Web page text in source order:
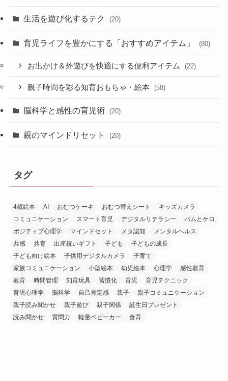
生活を遊び化するテク (20)
育児ライフを豊かにする「おすすめアイテム」 (80)
お出かけ＆外遊びを快適にする便利アイテム (22)
親子時間を彩る知育おもちゃ・絵本 (58)
脳科学と感性の育児術 (20)
親のマインドリセット (20)
タグ
4歳絵本 AI おむつケーキ おむつ替えシート
キッズカメラ
コミュニケーション
スマート育児 デジタルリテラシー
バムとケロ
ポジティブ心理学
マインドセット メタ認知
メンタルヘルス
共感
共育 出産祝いギフト 子ども
子どもの成長
子ども向け絵本
子供用デジタルカメラ
子育て
家族コミュニケーション
小型絵本 幼児絵本 心理学
感性教育
教育
時間管理 知育玩具 習慣化 育児
育児テクニック
育児心理学
脳科学 自己肯定感 親子
親子コミュニケーション
親子読み聞かせ
親子遊び 親子関係
誕生日プレゼント
読み聞かせ
質問力 軽量ベビーカー 食育